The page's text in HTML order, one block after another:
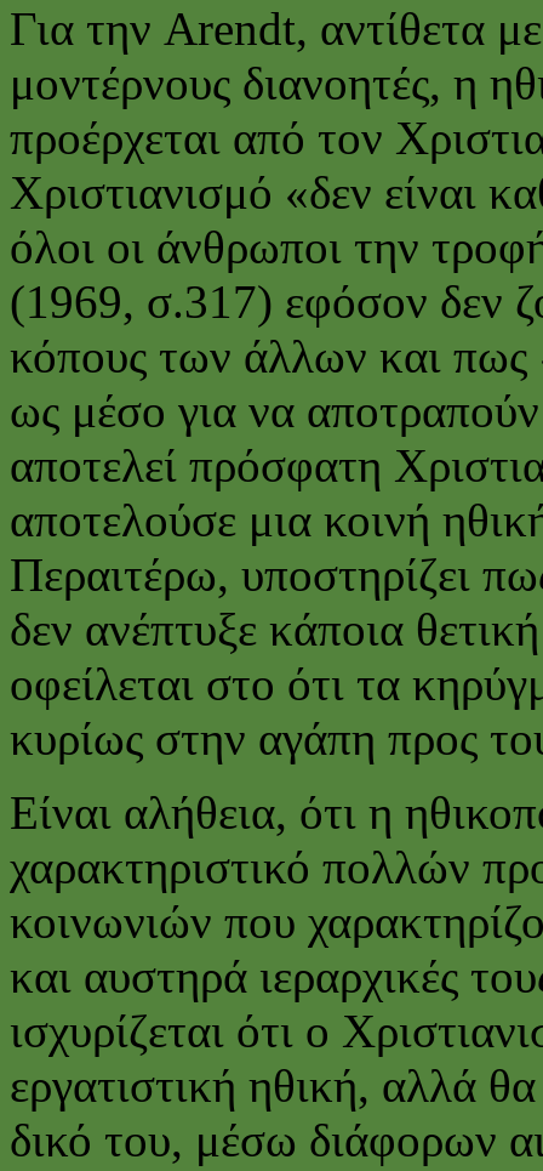
Για την Arendt, αντίθετα
μοντέρνους διανοητές, η
προέρχεται από τον
Χριστιανισμό «δεν είναι
όλοι οι άνθρωποι την
(1969, σ.317) εφόσον δεν
κόπους των άλλων και πως
ως μέσο για να αποτραπούν
αποτελεί πρόσφατη
αποτελούσε μια κοινή
Περαιτέρω, υποστηρίζει
δεν ανέπτυξε κάποια
οφείλεται στο ότι τα
κυρίως στην αγάπη προς
Είναι αλήθεια, ότι η
χαρακτηριστικό πολλών
κοινωνιών που
και αυστηρά ιεραρχικές
ισχυρίζεται ότι ο
εργατιστική ηθική, αλλά
δικό του, μέσω διάφορων